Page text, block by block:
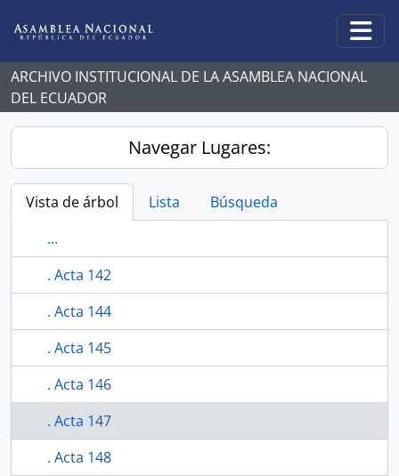
ARCHIVO INSTITUCIONAL DE LA ASAMBLEA NACIONAL
DEL ECUADOR
Navegar Lugares:
Vista de árbol Lista
Búsqueda
...
. Acta 142
. Acta 144
. Acta 145
. Acta 146
. Acta 147
. Acta 148